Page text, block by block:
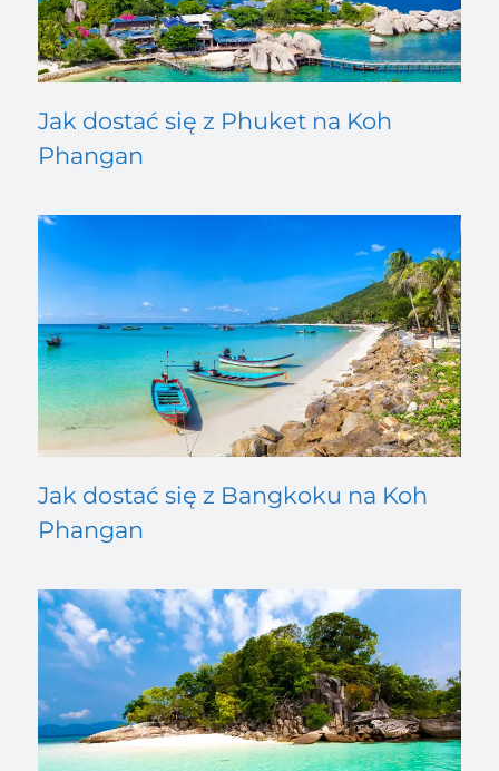
Jak dostać się z Phuket na Koh
Phangan
Jak dostać się z Bangkoku na Koh
Phangan